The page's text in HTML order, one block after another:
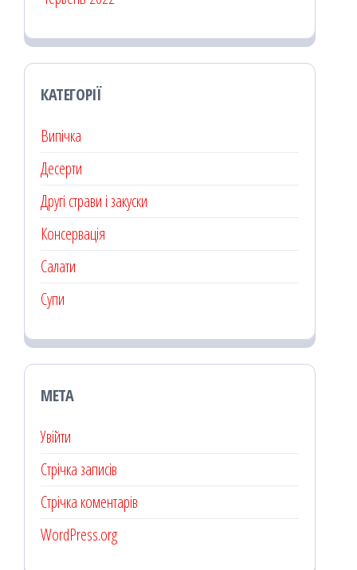
КАТЕГОРІЇ
Випічка
Десерти
Другі страви і закуски
Консервація
Салати
Супи
МЕТА
Увійти
Стрічка записів
Стрічка коментарів
WordPress.org